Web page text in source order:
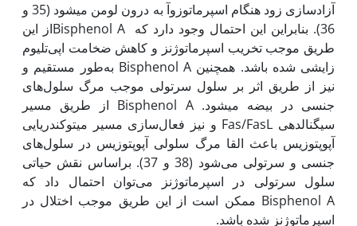
آزادسازی زود هنگام اسپرماتوزوآ به درون لومن می‏شود (35 و
36). بنابراین این احتمال وجود دارد که Bisphenol Aاز این
طریق موجب تخریب اسپرماتوژنز و کاهش ضخامت اپی‌تلیوم
زایشی شده باشد. همچنین Bisphenol A به‌طور مستقیم و
نیز از طریق اثر بر سلول سرتولی موجب مرگ سلول‌های
جنسی در بیضه می‏شود. Bisphenol A از طریق مسیر
سیگنال‏دهی Fas/FasL و نیز فعال‌سازی مسیر میتوکندریایی
آپوپتوزیس باعث القا مرگ سلولی آپوپتوزیس در سلول‌های
جنسی و سرتولی می‌شود (38 و 37). براساس نقش حیاتی
سلول سرتولی در اسپرماتوژنز می‌توان احتمال داد که
Bisphenol A ممکن است از این طریق موجب اختلال در
اسپرماتوژنز شده باشد.